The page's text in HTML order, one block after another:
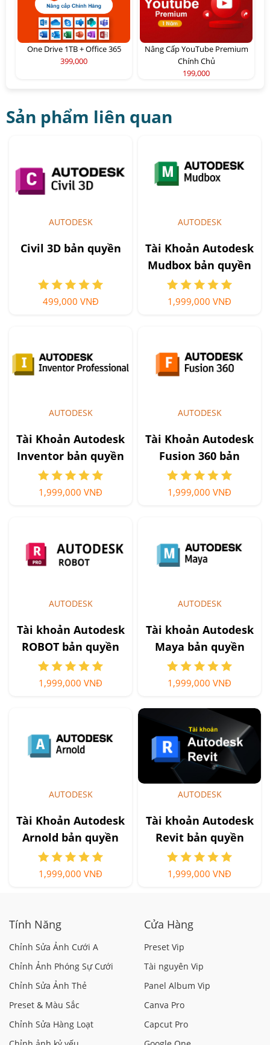
One Drive 1TB + Office 365
399,000
Nâng Cấp YouTube Premium
Chính Chủ
199,000
Sản phẩm liên quan
AUTODESK
Civil 3D bản quyền
499,000 VNĐ
AUTODESK
Tài Khoản Autodesk
Mudbox bản quyền
1,999,000 VNĐ
AUTODESK
Tài Khoản Autodesk
Inventor bản quyền
1,999,000 VNĐ
AUTODESK
Tài Khoản Autodesk
Fusion 360 bản
quyền
1,999,000 VNĐ
AUTODESK
Tài khoản Autodesk
ROBOT bản quyền
1,999,000 VNĐ
AUTODESK
Tài khoản Autodesk
Maya bản quyền
1,999,000 VNĐ
AUTODESK
Tài Khoản Autodesk
Arnold bản quyền
1,999,000 VNĐ
AUTODESK
Tài khoản Autodesk
Revit bản quyền
1,999,000 VNĐ
Tính Năng
Chỉnh Sửa Ảnh Cưới A
Chỉnh Ảnh Phóng Sự Cưới
Chỉnh Sửa Ảnh Thẻ
Preset & Màu Sắc
Chỉnh Sửa Hàng Loạt
Cửa Hàng
Preset Vip
Tài nguyên Vip
Panel Album Vip
Canva Pro
Capcut Pro